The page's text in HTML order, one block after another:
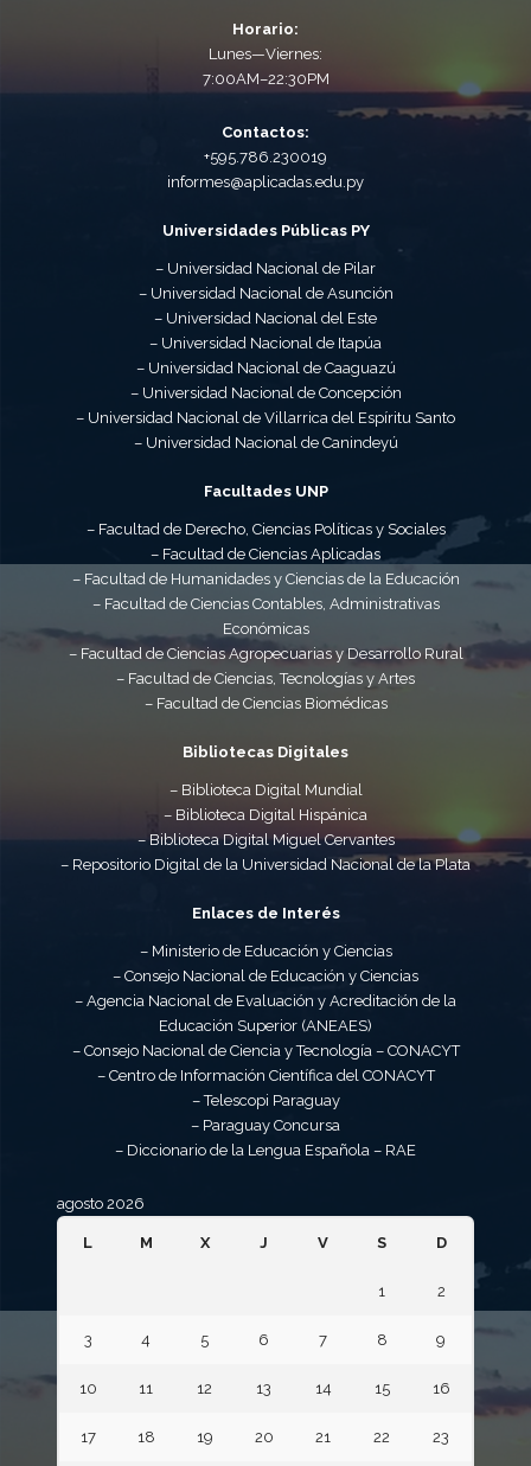
Horario:
Lunes—Viernes:
7:00AM–22:30PM
Contactos:
+595.786.230019
informes@aplicadas.edu.py
Universidades Públicas PY
– Universidad Nacional de Pilar
– Universidad Nacional de Asunción
– Universidad Nacional del Este
– Universidad Nacional de Itapúa
– Universidad Nacional de Caaguazú
– Universidad Nacional de Concepción
– Universidad Nacional de Villarrica del Espíritu Santo
– Universidad Nacional de Canindeyú
Facultades UNP
– Facultad de Derecho, Ciencias Políticas y Sociales
– Facultad de Ciencias Aplicadas
– Facultad de Humanidades y Ciencias de la Educación
– Facultad de Ciencias Contables, Administrativas
Económicas
– Facultad de Ciencias Agropecuarias y Desarrollo Rural
– Facultad de Ciencias, Tecnologías y Artes
– Facultad de Ciencias Biomédicas
Bibliotecas Digitales
– Biblioteca Digital Mundial
– Biblioteca Digital Hispánica
– Biblioteca Digital Miguel Cervantes
– Repositorio Digital de la Universidad Nacional de la Plata
Enlaces de Interés
– Ministerio de Educación y Ciencias
– Consejo Nacional de Educación y Ciencias
– Agencia Nacional de Evaluación y Acreditación de la
Educación Superior (ANEAES)
– Consejo Nacional de Ciencia y Tecnología – CONACYT
– Centro de Información Científica del CONACYT
– Telescopi Paraguay
– Paraguay Concursa
– Diccionario de la Lengua Española – RAE
agosto 2026
L M X J V S D
1 2
3 4 5 6 7 8 9
10 11 12 13 14 15 16
17 18 19 20 21 22 23